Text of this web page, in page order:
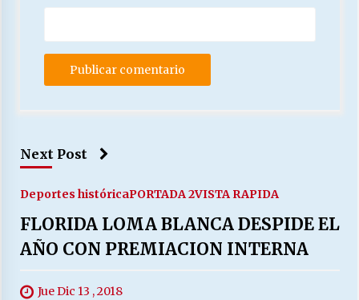
Next Post
Deportes históricaPORTADA 2VISTA RAPIDA
FLORIDA LOMA BLANCA DESPIDE EL
AÑO CON PREMIACION INTERNA
Jue Dic 13 , 2018